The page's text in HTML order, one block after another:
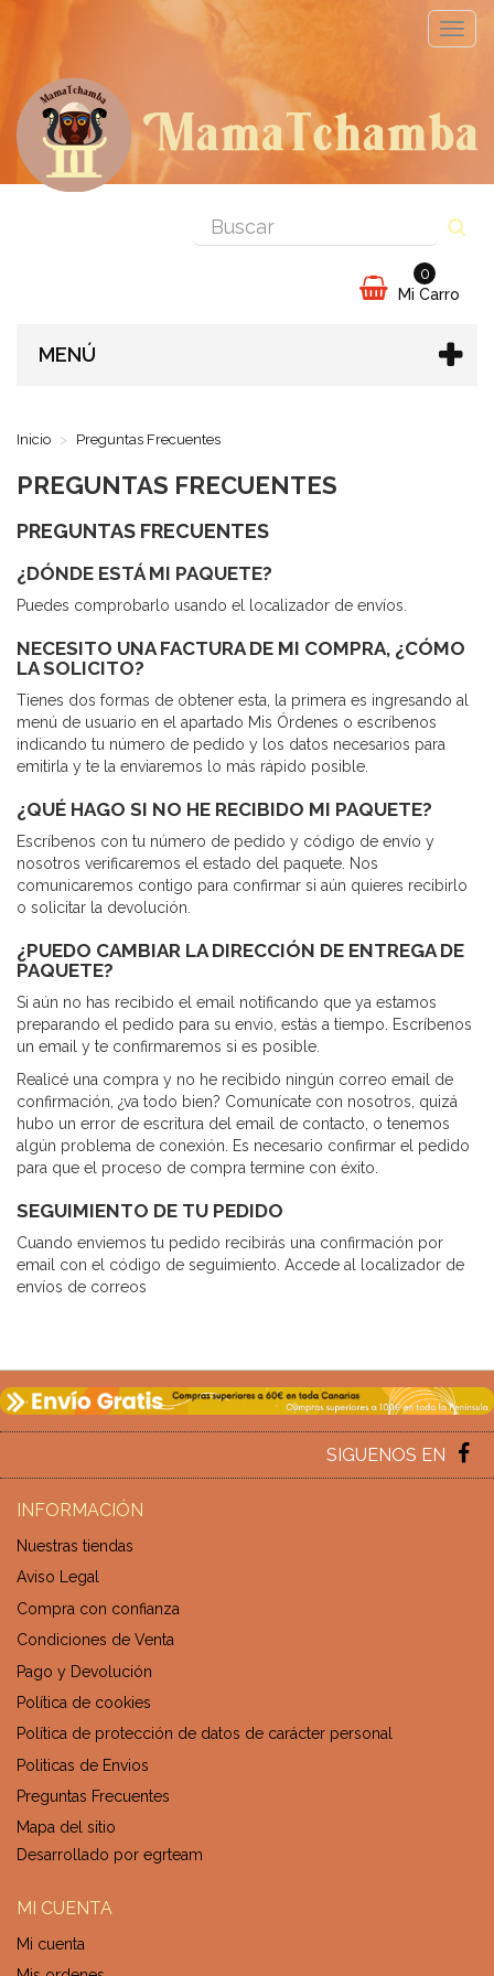
Mi Carro
0
MENÚ
Inicio Preguntas Frecuentes
PREGUNTAS FRECUENTES
PREGUNTAS FRECUENTES
¿DÓNDE ESTÁ MI PAQUETE?
Puedes comprobarlo usando el localizador de envíos.
NECESITO UNA FACTURA DE MI COMPRA, ¿CÓMO
LA SOLICITO?
Tienes dos formas de obtener esta, la primera es ingresando al
menú de usuario en el apartado Mis Órdenes o escríbenos
indicando tu número de pedido y los datos necesarios para
emitirla y te la enviaremos lo más rápido posible.
¿QUÉ HAGO SI NO HE RECIBIDO MI PAQUETE?
Escríbenos con tu número de pedido y código de envío y
nosotros verificaremos el estado del paquete. Nos
comunicaremos contigo para confirmar si aún quieres recibirlo
o solicitar la devolución.
¿PUEDO CAMBIAR LA DIRECCIÓN DE ENTREGA DE
PAQUETE?
Si aún no has recibido el email notificando que ya estamos
preparando el pedido para su envio, estás a tiempo. Escríbenos
un email y te confirmaremos si es posible.
Realicé una compra y no he recibido ningún correo email de
confirmación, ¿va todo bien? Comunícate con nosotros, quizá
hubo un error de escritura del email de contacto, o tenemos
algún problema de conexión. Es necesario confirmar el pedido
para que el proceso de compra termine con éxito.
SEGUIMIENTO DE TU PEDIDO
Cuando enviemos tu pedido recibirás una confirmación por
email con el código de seguimiento. Accede al localizador de
envíos de correos
SIGUENOS EN
INFORMACIÓN
Nuestras tiendas
Aviso Legal
Compra con confianza
Condiciones de Venta
Pago y Devolución
Política de cookies
Política de protección de datos de carácter personal
Politicas de Envios
Preguntas Frecuentes
Mapa del sitio
Desarrollado por egrteam
MI CUENTA
Mi cuenta